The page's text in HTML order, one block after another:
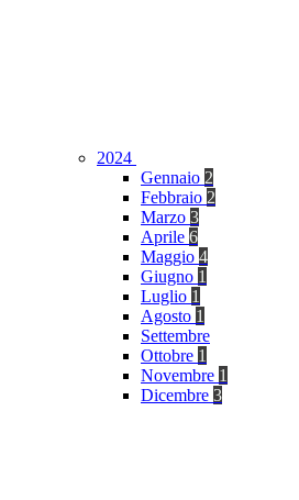
2024
Gennaio 2
Febbraio 2
Marzo 3
Aprile 6
Maggio 4
Giugno 1
Luglio 1
Agosto 1
Settembre
Ottobre 1
Novembre 1
Dicembre 3